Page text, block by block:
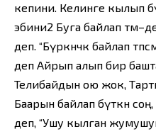
кепини. Келинге кылып
эбини2 Буга байлап
деп. “Бүркөнчөк байлап
деп Айрып алып бир
Телибайдын ою жок,
Баарын байлап бүткөн
деп, “Ушу кылган